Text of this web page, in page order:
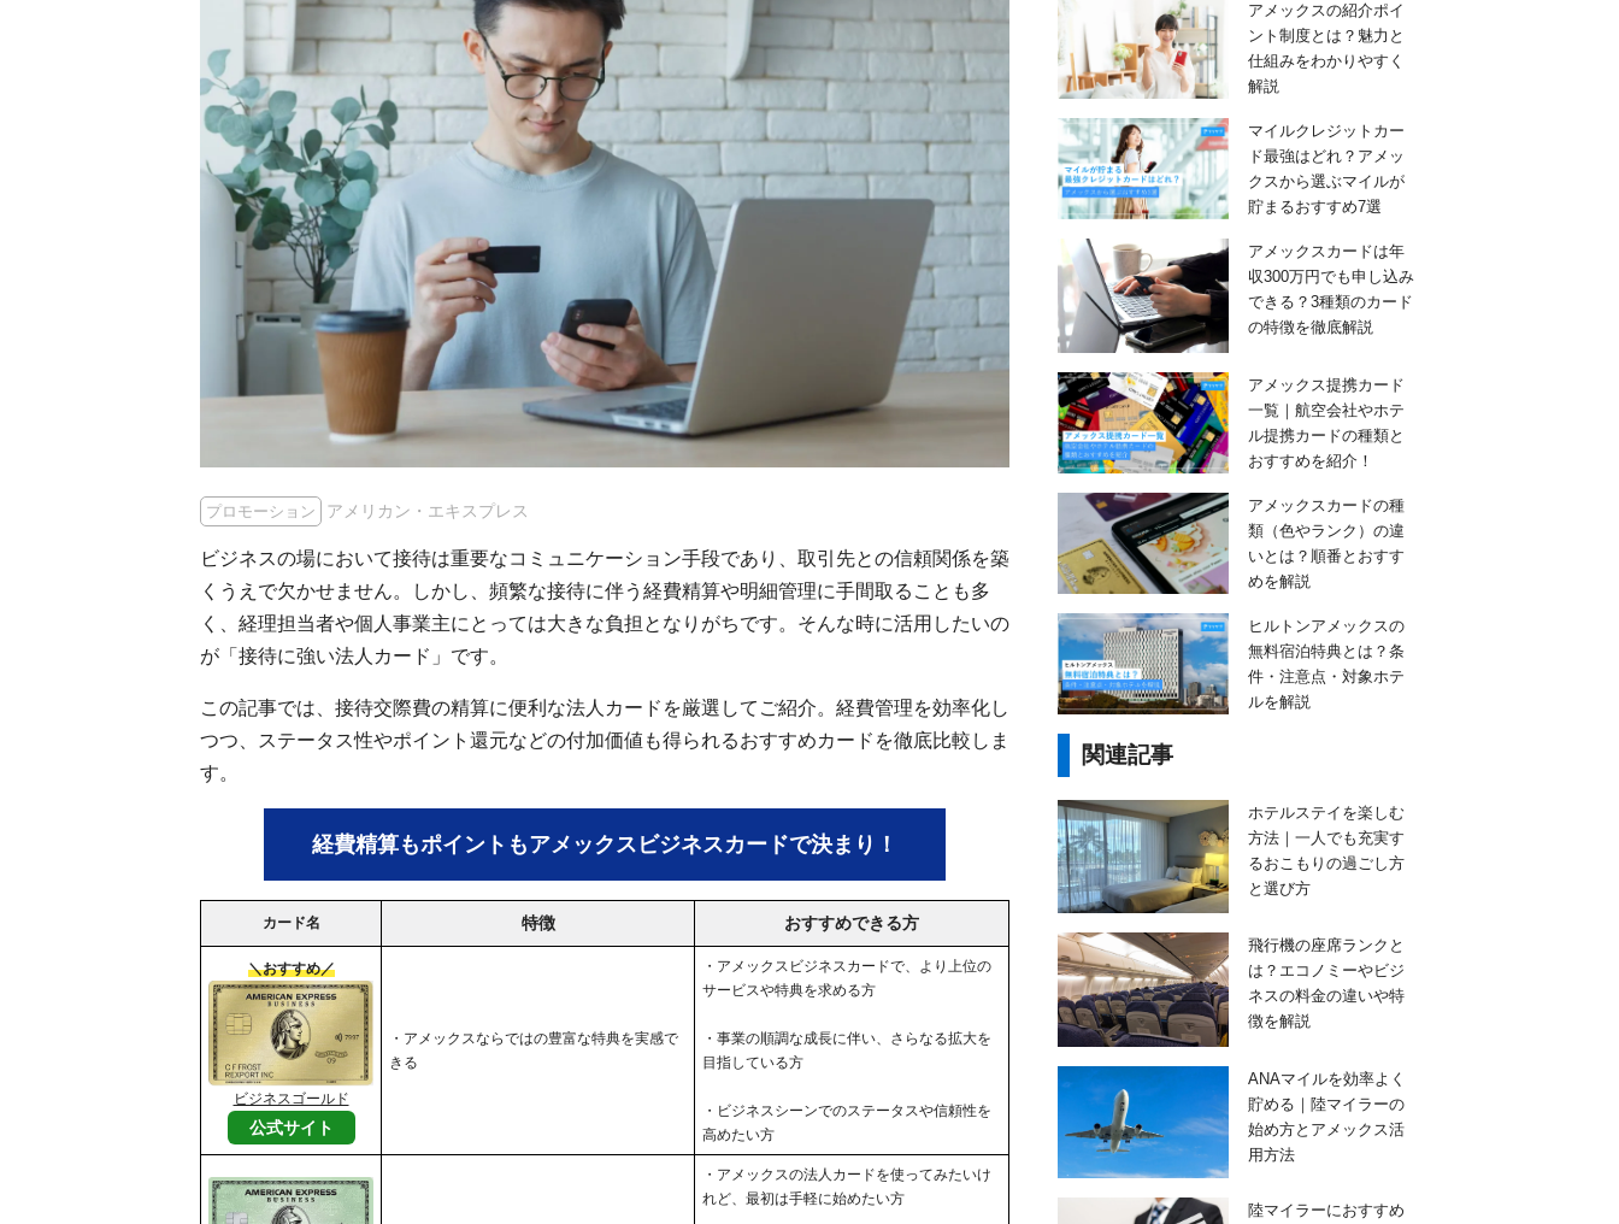
プロモーション アメリカン・エキスプレス
ビジネスの場において接待は重要なコミュニケーション手段であり、取引先との信頼関係を築
くうえで欠かせません。しかし、頻繁な接待に伴う経費精算や明細管理に手間取ることも多
く、経理担当者や個人事業主にとっては大きな負担となりがちです。そんな時に活用したいの
が「接待に強い法人カード」です。
この記事では、接待交際費の精算に便利な法人カードを厳選してご紹介。経費管理を効率化し
つつ、ステータス性やポイント還元などの付加価値も得られるおすすめカードを徹底比較しま
す。
経費精算もポイントもアメックスビジネスカードで決まり！
カード名 特徴 おすすめできる方
＼おすすめ／
ビジネスゴールド
公式サイト
・アメックスならではの豊富な特典を実感で
きる
・アメックスビジネスカードで、より上位の
サービスや特典を求める方
・事業の順調な成長に伴い、さらなる拡大を
目指している方
・ビジネスシーンでのステータスや信頼性を
高めたい方
・アメックスの法人カードを使ってみたいけ
れど、最初は手軽に始めたい方
アメックスの紹介ポイ
ント制度とは？魅力と
仕組みをわかりやすく
解説
マイルクレジットカー
ド最強はどれ？アメッ
クスから選ぶマイルが
貯まるおすすめ7選
アメックスカードは年
収300万円でも申し込み
できる？3種類のカード
の特徴を徹底解説
アメックス提携カード
一覧｜航空会社やホテ
ル提携カードの種類と
おすすめを紹介！
アメックスカードの種
類（色やランク）の違
いとは？順番とおすす
めを解説
ヒルトンアメックスの
無料宿泊特典とは？条
件・注意点・対象ホテ
ルを解説
関連記事
ホテルステイを楽しむ
方法｜一人でも充実す
るおこもりの過ごし方
と選び方
飛行機の座席ランクと
は？エコノミーやビジ
ネスの料金の違いや特
徴を解説
ANAマイルを効率よく
貯める｜陸マイラーの
始め方とアメックス活
用方法
陸マイラーにおすすめ